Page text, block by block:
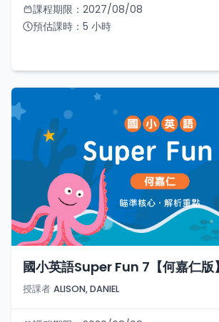
課程期限： 2027/08/08
預估課時： 5 小時
國小英語Super Fun 7【何嘉仁版】
授課者 ALISON, DANIEL